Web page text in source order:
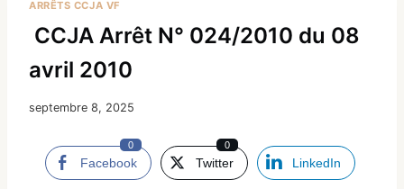
ARRÊTS CCJA VF
CCJA Arrêt N° 024/2010 du 08
avril 2010
septembre 8, 2025
Facebook
0
Twitter
0
LinkedIn